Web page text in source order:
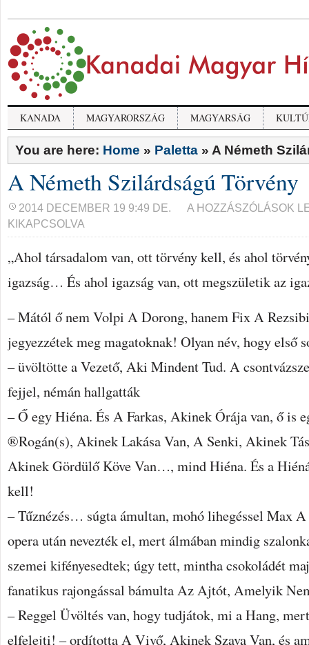
KANADA MAGYARORSZÁG MAGYARSÁG
You are here: Home » Paletta » A Németh
A Németh Szilárdságú Törvény
2014 DECEMBER 19 9:49 DE.
TÖRVÉNY
A HOZZÁSZÓLÁSOK
KIKAPCSOLVA
„Ahol társadalom van, ott törvény kell, és ahol
igazság… És ahol igazság van, ott megszületik az
– Mától ő nem Volpi A Dorong, hanem Fix A
jegyezzétek meg magatoknak! Olyan név, hogy első
– üvöltötte a Vezető, Aki Mindent Tud. A
fejjel, némán hallgatták
– Ő egy Hiéna. És A Farkas, Akinek Órája van, ő is
®Rogán(s), Akinek Lakása Van, A Senki, Akinek
Akinek Gördülő Köve Van…, mind Hiéna. És a
kell!
– Tűznézés… súgta ámultan, mohó lihegéssel Max
opera után nevezték el, mert álmában mindig
szemei kifényesedtek; úgy tett, mintha csokoládét
fanatikus rajongással bámulta Az Ajtót, Amelyik
– Reggel Üvöltés van, hogy tudjátok, mi a Hang,
elfelejti! – ordította A Vivő, Akinek Szava Van, és